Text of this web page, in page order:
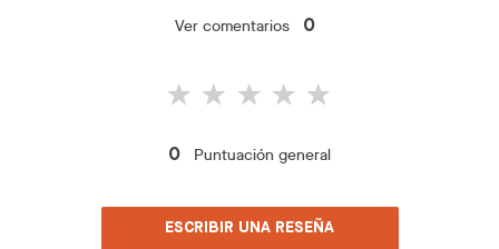
Ver comentarios 0
0 Puntuación general
ESCRIBIR UNA RESEÑA